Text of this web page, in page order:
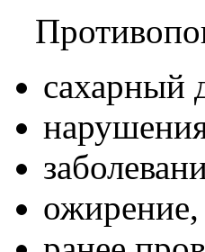
сахарный
ожирение,